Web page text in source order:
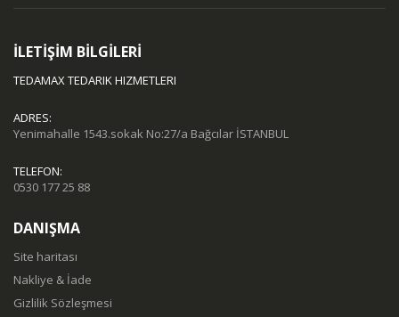
İLETİŞİM BİLGİLERİ
TEDAMAX TEDARIK HIZMETLERI
ADRES:
Yenimahalle 1543.sokak No:27/a Bağcılar İSTANBUL
TELEFON:
0530 177 25 88
DANIŞMA
Site haritası
Nakliye & İade
Gizlilik Sözleşmesi